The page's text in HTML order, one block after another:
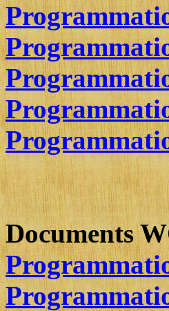
Documents